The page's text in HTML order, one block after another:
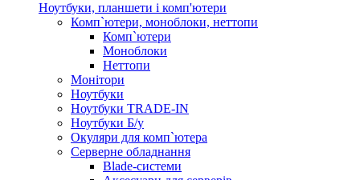
Ноутбуки, планшети і комп'ютери
Комп`ютери, моноблоки, неттопи
Комп`ютери
Моноблоки
Неттопи
Монітори
Ноутбуки
Ноутбуки TRADE-IN
Ноутбуки Б/у
Окуляри для комп`ютера
Серверне обладнання
Blade-системи